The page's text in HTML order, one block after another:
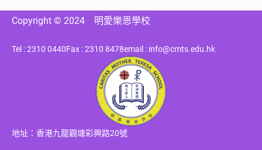
Copyright © 2024 明愛樂恩學校
Tel : 2310 0440Fax : 2310 8478email : info@cmts.edu.hk
地址：香港九龍觀塘彩興路20號